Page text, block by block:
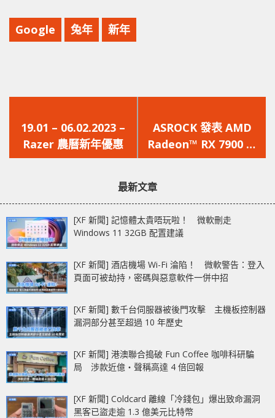
Google 兔年 新年
一
篇
文
19.01 – 06.02.2023 –
Razer 農曆新年優惠
一
篇
文
ASROCK 發表 AMD
Radeon™ RX 7900 系
列顯示卡，解鎖你的遊
最新文章
[XF 新聞] 記憶體太貴唔玩啦！ 微軟刪走
Windows 11 32GB 配置建議
[XF 新聞] 酒店機場 Wi-Fi 淪陷！ 微軟警告：登入
頁面可被劫持，密碼與惡意軟件一併中招
[XF 新聞] 數千台伺服器被後門攻擊 主機板控制器
漏洞部分甚至超過 10 年歷史
[XF 新聞] 港澳聯合搗破 Fun Coffee 咖啡科研騙
局 涉款近億‧聲稱高達 4 倍回報
[XF 新聞] Coldcard 離線「冷錢包」爆出致命漏洞
黑客已盜走逾 1.3 億美元比特幣